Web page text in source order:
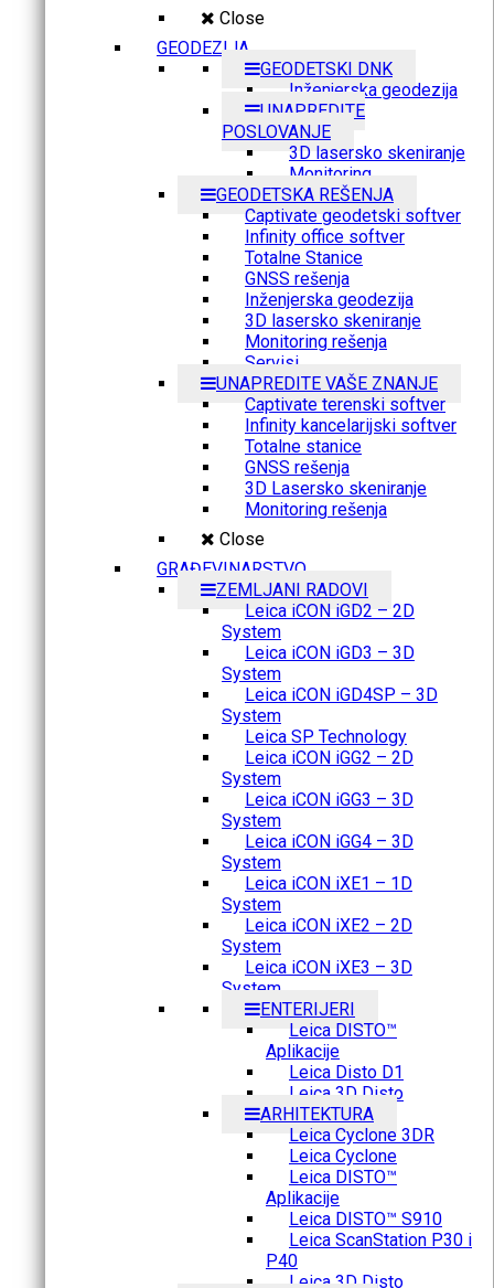
Close
GEODEZIJA
GEODETSKI DNK
Inženjerska geodezija
UNAPREDITE
POSLOVANJE
3D lasersko skeniranje
Monitoring
GEODETSKA REŠENJA
Captivate geodetski softver
Infinity office softver
Totalne Stanice
GNSS rešenja
Inženjerska geodezija
3D lasersko skeniranje
Monitoring rešenja
Servisi
UNAPREDITE VAŠE ZNANJE
Captivate terenski softver
Infinity kancelarijski softver
Totalne stanice
GNSS rešenja
3D Lasersko skeniranje
Monitoring rešenja
Close
GRAĐEVINARSTVO
ZEMLJANI RADOVI
Leica iCON iGD2 – 2D
System
Leica iCON iGD3 – 3D
System
Leica iCON iGD4SP – 3D
System
Leica SP Technology
Leica iCON iGG2 – 2D
System
Leica iCON iGG3 – 3D
System
Leica iCON iGG4 – 3D
System
Leica iCON iXE1 – 1D
System
Leica iCON iXE2 – 2D
System
Leica iCON iXE3 – 3D
System
ENTERIJERI
Leica DISTO™
Aplikacije
Leica Disto D1
Leica 3D Disto
ARHITEKTURA
Leica Cyclone 3DR
Leica Cyclone
Leica DISTO™
Aplikacije
Leica DISTO™ S910
Leica ScanStation P30 i
P40
Leica 3D Disto